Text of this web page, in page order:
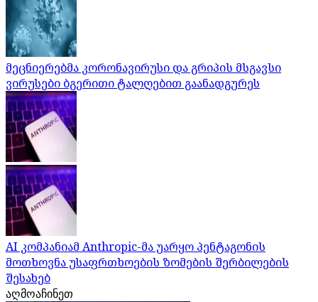
მეცნიერებმა კორონავირუსი და გრიპის მსგავსი
ვირუსები ბგერითი ტალღებით გაანადგურეს
AI კომპანიამ Anthropic-მა უარყო პენტაგონის
მოთხოვნა უსაფრთხოების ზომების შერბილების
შესახებ
აღმოაჩინეთ